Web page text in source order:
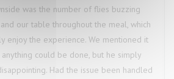
was the number of flies buzzing
our table throughout the meal, which
enjoy the experience. We mentioned it
could be done, but he simply
Had the issue been handled